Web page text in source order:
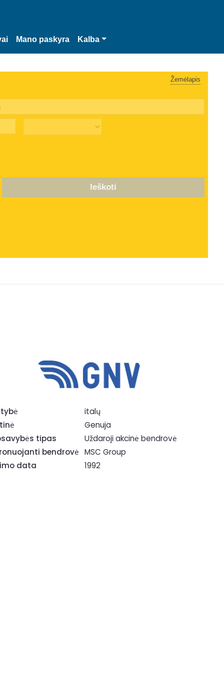
Mano paskyra Kalba
Žemėlapis
Ieškoti
italų
Genuja
tipas
Uždaroji akcinė bendrovė
bendrovė MSC Group
data
1992